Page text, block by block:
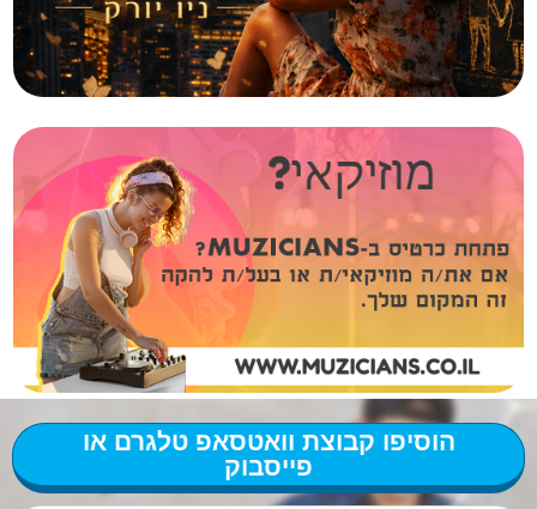
הוסיפו קבוצת וואטסאפ טלגרם או
פייסבוק